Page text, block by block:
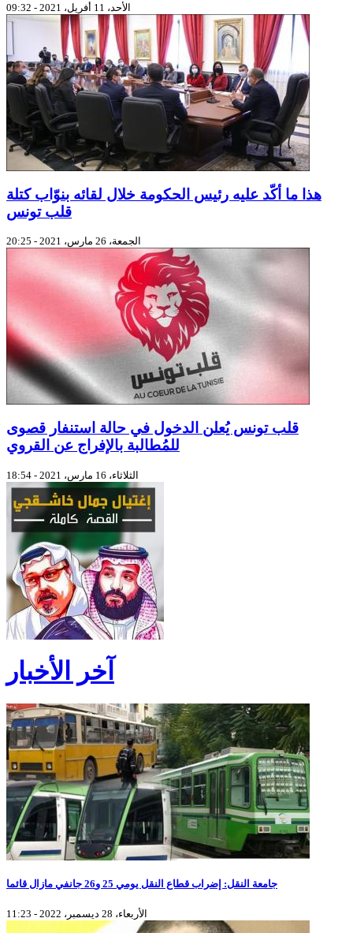
الأحد، 11 أفريل، 2021 - 09:32
هذا ما أكّد عليه رئيس الحكومة خلال لقائه بنوّاب كتلة
قلب تونس
الجمعة، 26 مارس، 2021 - 20:25
قلب تونس يُعلن الدخول في حالة استنفار قصوى
للمُطالبة بالإفراج عن القروي
الثلاثاء، 16 مارس، 2021 - 18:54
آخر الأخبار
جامعة النقل: إضراب قطاع النقل يومي 25 و26 جانفي مازال قائما
الأربعاء، 28 ديسمبر، 2022 - 11:23